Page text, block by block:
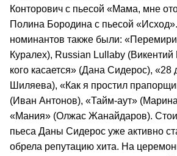
Конторович с пьесой «Мама, мне
Полина Бородина с пьесой
номинантов также были:
Куралех), Russian Lullaby
кого касается» (Дана Сидерос), «28
Шиляева), «Как я простил
(Иван Антонов), «Тайм-аут»
«Мания» (Олжас Жанайдаров).
пьеса Даны Сидерос уже активно
обрела репутацию хита. На